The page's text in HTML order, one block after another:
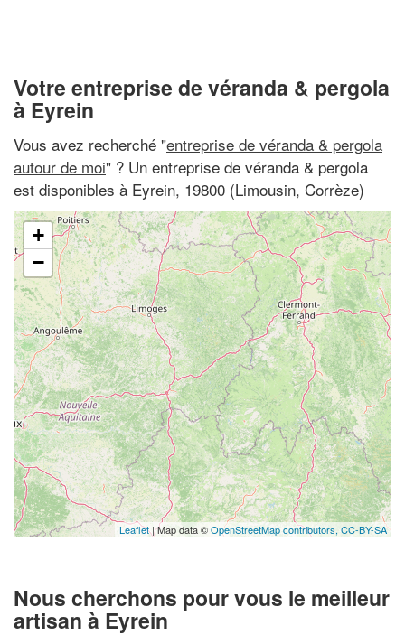
Votre entreprise de véranda & pergola
à Eyrein
Vous avez recherché "entreprise de véranda & pergola
autour de moi" ? Un entreprise de véranda & pergola
est disponibles à Eyrein, 19800 (Limousin, Corrèze)
+
−
Leaflet| Map data ©OpenStreetMap contributors, CC-BY-SA
Nous cherchons pour vous le meilleur
artisan à Eyrein